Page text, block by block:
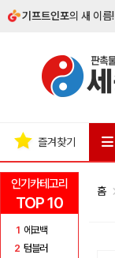
기프트인포의 새 이름!
인기카테고리
TOP 10
1 에코백
2 텀블러
즐겨찾기
홈